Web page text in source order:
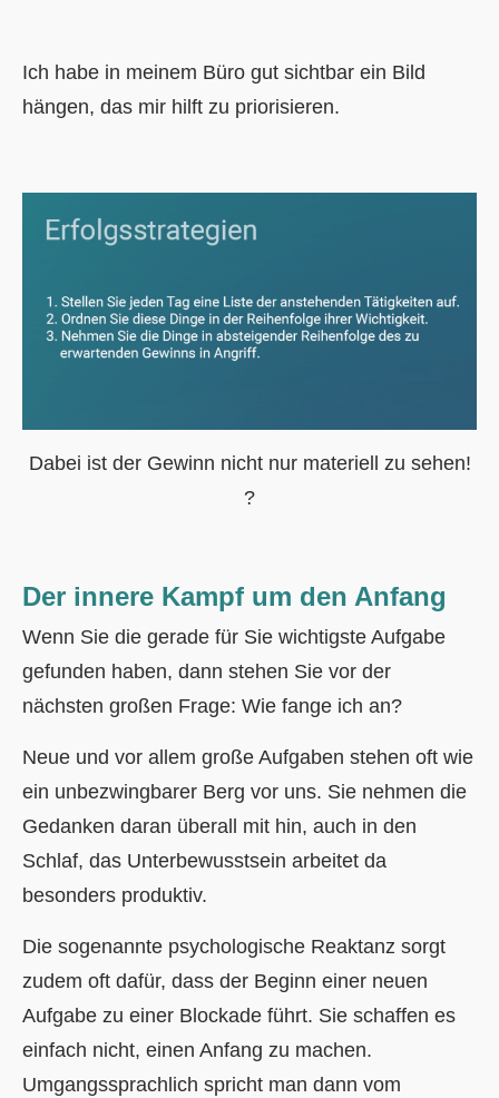
Ich habe in meinem Büro gut sichtbar ein Bild
hängen, das mir hilft zu priorisieren.
Dabei ist der Gewinn nicht nur materiell zu sehen!
?
Der innere Kampf um den Anfang
Wenn Sie die gerade für Sie wichtigste Aufgabe
gefunden haben, dann stehen Sie vor der
nächsten großen Frage: Wie fange ich an?
Neue und vor allem große Aufgaben stehen oft wie
ein unbezwingbarer Berg vor uns. Sie nehmen die
Gedanken daran überall mit hin, auch in den
Schlaf, das Unterbewusstsein arbeitet da
besonders produktiv.
Die sogenannte psychologische Reaktanz sorgt
zudem oft dafür, dass der Beginn einer neuen
Aufgabe zu einer Blockade führt. Sie schaffen es
einfach nicht, einen Anfang zu machen.
Umgangssprachlich spricht man dann vom